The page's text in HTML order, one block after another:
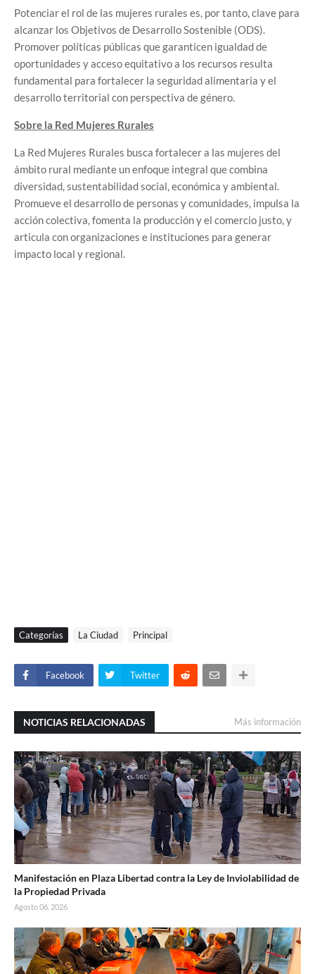
Potenciar el rol de las mujeres rurales es, por tanto, clave para
alcanzar los Objetivos de Desarrollo Sostenible (ODS).
Promover políticas públicas que garanticen igualdad de
oportunidades y acceso equitativo a los recursos resulta
fundamental para fortalecer la seguridad alimentaria y el
desarrollo territorial con perspectiva de género.
Sobre la Red Mujeres Rurales
La Red Mujeres Rurales busca fortalecer a las mujeres del
ámbito rural mediante un enfoque integral que combina
diversidad, sustentabilidad social, económica y ambiental.
Promueve el desarrollo de personas y comunidades, impulsa la
acción colectiva, fomenta la producción y el comercio justo, y
articula con organizaciones e instituciones para generar
impacto local y regional.
Categorías La Ciudad Principal
Facebook Twitter
NOTICIAS RELACIONADAS Más información
Manifestación en Plaza Libertad contra la Ley de Inviolabilidad de
la Propiedad Privada
Agosto 06, 2026